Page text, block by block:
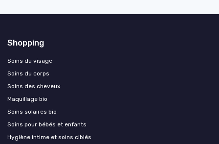
Shopping
Soins du visage
Soins du corps
Soins des cheveux
Maquillage bio
Soins solaires bio
Soins pour bébés et enfants
Hygiène intime et soins ciblés